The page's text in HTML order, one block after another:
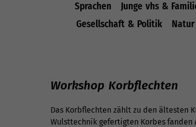
Sprachen Junge vhs &
Gesellschaft & Politik
Natur
Workshop Korbflechten
Das Korbflechten zählt zu den ältesten
Wulsttechnik gefertigten Korbes fanden